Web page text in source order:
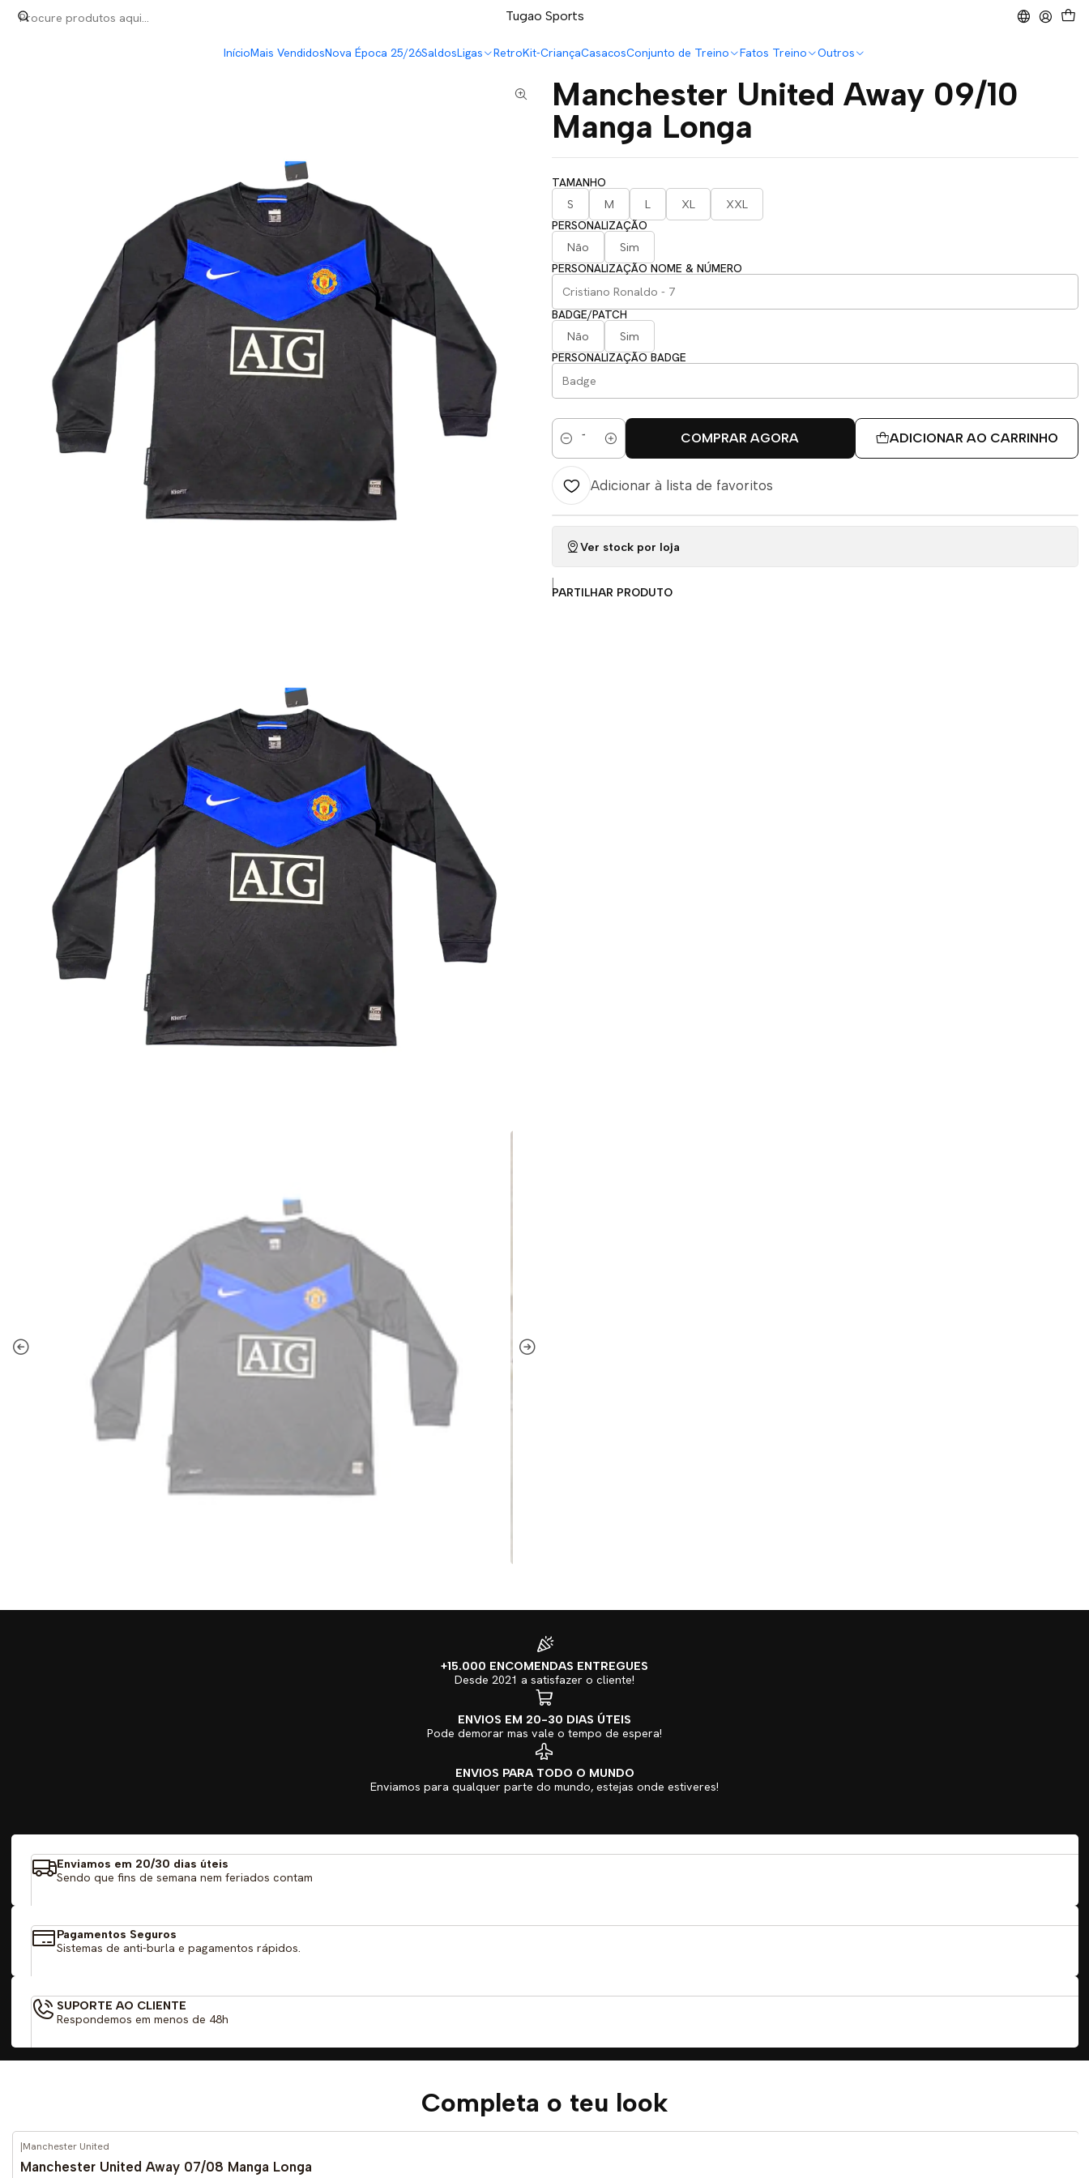
Tugao Sports
InícioMais VendidosNova Época 25/26SaldosLigas RetroKit-CriançaCasacosConjunto de Treino Fatos Treino Outros
LEVA 5 PAGA 4 NA TUGÃO
Manchester United Away 09/10
Manga Longa
TAMANHO
S
M L XL
XXL
PERSONALIZAÇÃO
Não
Sim
PERSONALIZAÇÃO NOME & NÚMERO
BADGE/PATCH
Não
Sim
PERSONALIZAÇÃO BADGE
Quantidade
ADICIONAR AO CARRINHO
COMPRAR AGORA
Adicionar à lista de favoritos
Ver stock por loja
|
PARTILHAR PRODUTO
+15.000 ENCOMENDAS ENTREGUES
Desde 2021 a satisfazer o cliente!
ENVIOS EM 20-30 DIAS ÚTEIS
Pode demorar mas vale o tempo de espera!
ENVIOS PARA TODO O MUNDO
Enviamos para qualquer parte do mundo, estejas onde estiveres!
Enviamos em 20/30 dias úteis
Sendo que fins de semana nem feriados contam
Pagamentos Seguros
Sistemas de anti-burla e pagamentos rápidos.
SUPORTE AO CLIENTE
Respondemos em menos de 48h
Completa o teu look
-59% DESCONTO
|Manchester United
Manchester United Away 07/08 Manga Longa